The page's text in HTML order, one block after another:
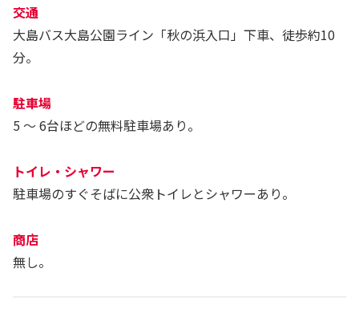
交通
大島バス大島公園ライン「秋の浜入口」下車、徒歩約10
分。
駐車場
5 ～ 6台ほどの無料駐車場あり。
トイレ・シャワー
駐車場のすぐそばに公衆トイレとシャワーあり。
商店
無し。